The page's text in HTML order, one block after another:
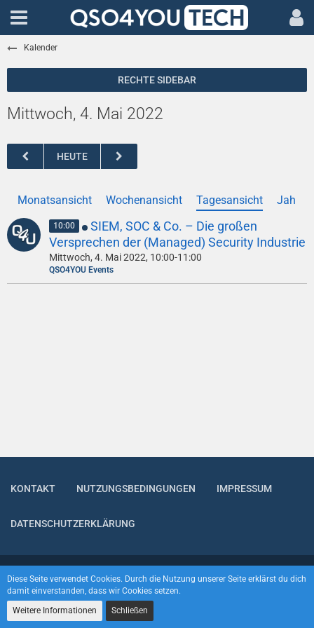
Kalender
Mittwoch, 4. Mai 2022
HEUTE
Monatsansicht Wochenansicht Tagesansicht
10:00
SIEM, SOC & Co. – Die großen
Versprechen der (Managed) Security Industrie
Mittwoch, 4. Mai 2022, 10:00-11:00
QSO4YOU Events
KONTAKT NUTZUNGSBEDINGUNGEN IMPRESSUM
DATENSCHUTZERKLÄRUNG
Community-Software:WoltLab Suite™
Diese Seite verwendet Cookies. Durch die Nutzung unserer Seite erklärst du dich
damit einverstanden, dass wir Cookies setzen.
Weitere Informationen
Schließen